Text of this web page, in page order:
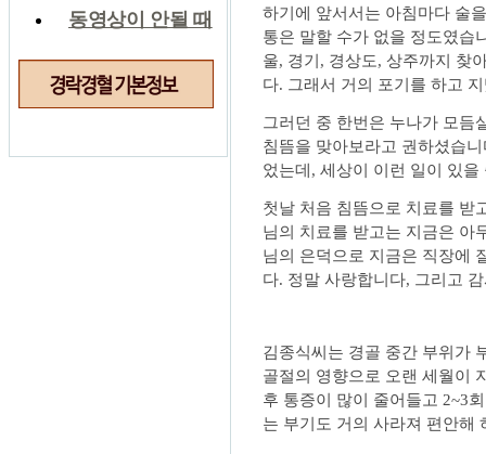
동영상이 안될 때
하기에 앞서서는 아침마다 술
통은 말할 수가 없을 정도였습
울, 경기, 경상도, 상주까지 찾
다. 그래서 거의 포기를 하고
그러던 중 한번은 누나가 모듬
침뜸을 맞아보라고 권하셨습
었는데, 세상이 이런 일이 있을
첫날 처음 침뜸으로 치료를 받
님의 치료를 받고는 지금은 아
님의 은덕으로 지금은 직장에
다. 정말 사랑합니다, 그리고
김종식씨는 경골 중간 부위가
골절의 영향으로 오랜 세월이
후 통증이 많이 줄어들고 2~3
는 부기도 거의 사라져 편안해